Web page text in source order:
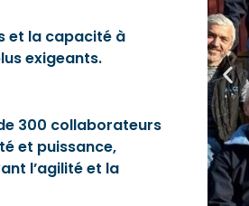
et la capacité à
exigeants.
300 collaborateurs
et puissance,
l’agilité et la